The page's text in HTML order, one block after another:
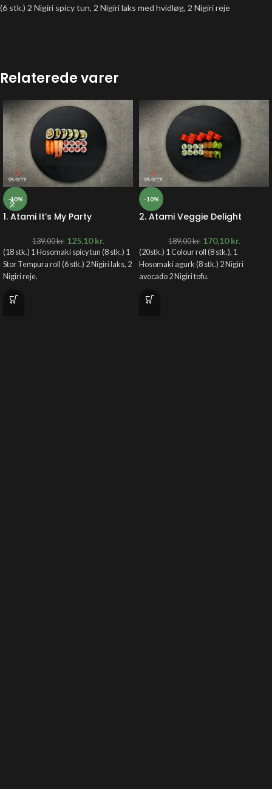
(6 stk.) 2 Nigiri spicy tun, 2 Nigiri laks med hvidløg, 2 Nigiri reje
Relaterede varer
-10%
1. Atami It’s My Party
139,00kr. 125,10kr.
(18 stk.) 1 Hosomaki spicy tun (8 stk.) 1
Stor Tempura roll (6 stk.) 2 Nigiri laks, 2
Nigiri reje.
-10%
2. Atami Veggie Delight
189,00kr. 170,10kr.
(20stk.) 1 Colour roll (8 stk.), 1
Hosomaki agurk (8 stk.) 2 Nigiri
avocado 2 Nigiri tofu.